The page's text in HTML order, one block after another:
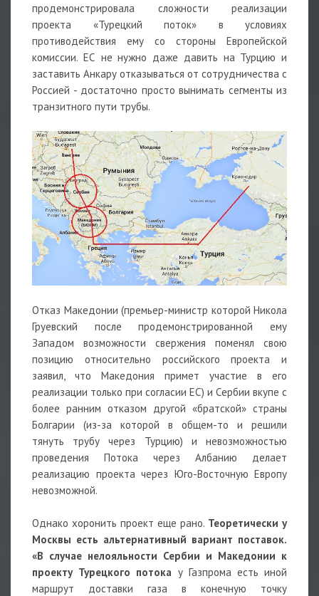
продемонстрировала сложности реализации
проекта «Турецкий поток» в условиях
противодействия ему со стороны Европейской
комиссии. ЕС не нужно даже давить на Турцию и
заставить Анкару отказываться от сотрудничества с
Россией - достаточно просто вынимать сегменты из
транзитного пути трубы.
Отказ Македонии (премьер-министр которой Никола
Груевский после продемонстрированной ему
Западом возможности свержения поменял свою
позицию относительно российского проекта и
заявил, что Македония примет участие в его
реализации только при согласии ЕС) и Сербии вкупе с
более ранним отказом другой «братской» страны
Болгарии (из-за которой в общем-то и решили
тянуть трубу через Турцию) и невозможностью
проведения Потока через Албанию делает
реализацию проекта через Юго-Восточную Европу
невозможной.
Однако хоронить проект еще рано. Теоретически у
Москвы есть альтернативный вариант поставок.
«В случае нелояльности Сербии и Македонии к
проекту Турецкого потока у Газпрома есть иной
маршрут доставки газа в конечную точку